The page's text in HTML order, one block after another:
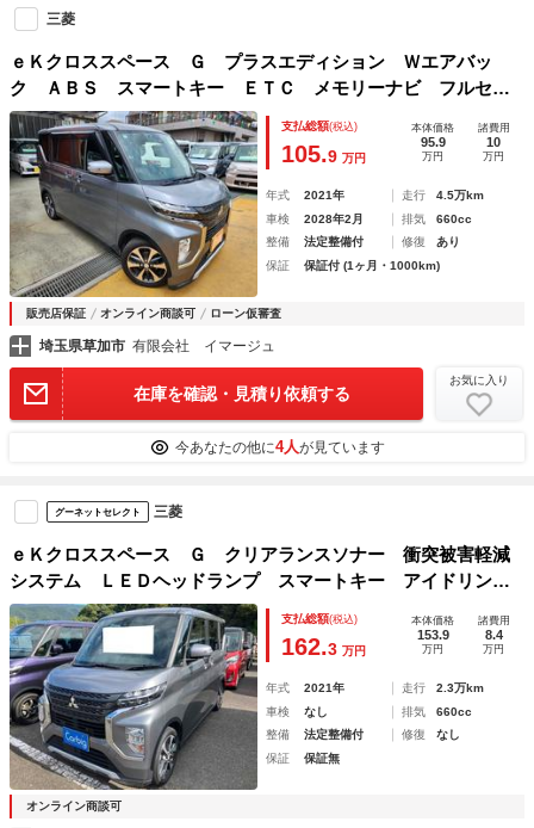
三菱
ｅＫクロススペース Ｇ プラスエディション Ｗエアバッ
ク ＡＢＳ スマートキー ＥＴＣ メモリーナビ フルセ
グ ＢＴオーディオ 両側パワースライドドア
支払総額(税込)
105.9 万円
本体価格
95.9
万円
諸費用
10
万円
年式 2021年 走行
4.5万km
車検
2028年2月 排気
660cc
整備
法定整備付 修復
あり
保証
保証付 (1ヶ月・1000km)
販売店保証 オンライン商談可 ローン仮審査
埼玉県草加市 有限会社 イマージュ
在庫を確認・見積り依頼する
お気に入り
今あなたの他に4人が見ています
グーネットセレクト 三菱
ｅＫクロススペース Ｇ クリアランスソナー 衝突被害軽減
システム ＬＥＤヘッドランプ スマートキー アイドリング
ストップ シートヒーター ベンチシート ＣＶＴ 盗難防止
システム ＡＢＳ ＥＳＣ アルミホイール 衝突安全ボディ
支払総額(税込)
162.3 万円
本体価格
153.9
万円
諸費用
8.4
万円
年式 2021年 走行
2.3万km
車検
なし 排気
660cc
整備
法定整備付 修復
なし
保証
保証無
オンライン商談可